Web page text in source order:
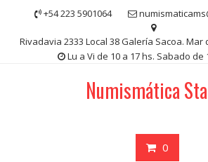
contenido
+54 223 5901064
Rivadavia 2333 Local 38 Galería Sacoa. Mar
Lu a Vi de 10 a 17 hs. Sabado de
Numismática
0